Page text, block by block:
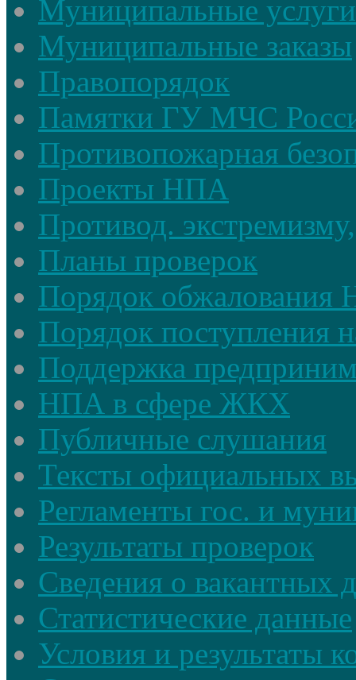
Муниципальные услуги
Муниципальные заказы
Правопорядок
Памятки ГУ МЧС
Противопожарная
Проекты НПА
Противод.
Планы проверок
Порядок
Порядок поступления
Поддержка
НПА в сфере ЖКХ
Публичные слушания
Тексты официальных
Регламенты гос. и
Результаты проверок
Сведения о вакантных
Статистические данные
Условия и результаты